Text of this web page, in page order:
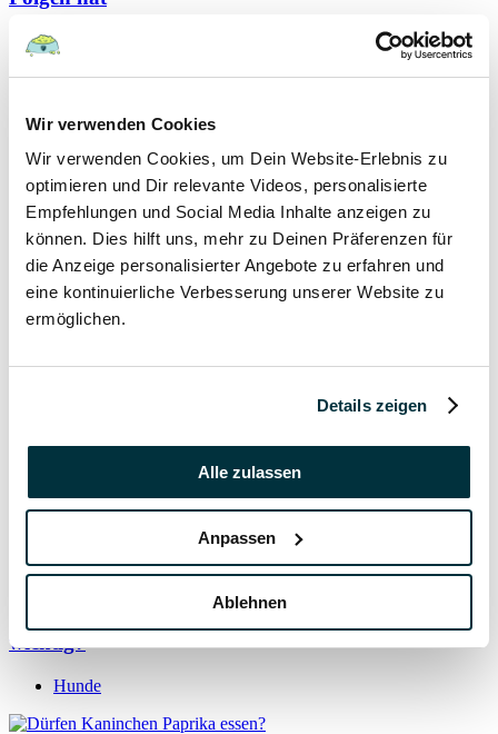
Wir verwenden Cookies
Wir verwenden Cookies, um Dein Website-Erlebnis zu
optimieren und Dir relevante Videos, personalisierte
Empfehlungen und Social Media Inhalte anzeigen zu
können. Dies hilft uns, mehr zu Deinen Präferenzen für
die Anzeige personalisierter Angebote zu erfahren und
eine kontinuierliche Verbesserung unserer Website zu
ermöglichen.
Details zeigen
Alle zulassen
Anpassen
Ablehnen
Hunde
22 August 2022
Hundefutter und Wasser im Urlaub: Worauf sollte
besonders geachtet werden?
Hunde
17 August 2022
Was dürfen Katzen nicht essen?
Katzen
Vitamin B für den Hund: Für was ist es wichtig?
Hunde
13 August 2022
wichtig?
Hunde